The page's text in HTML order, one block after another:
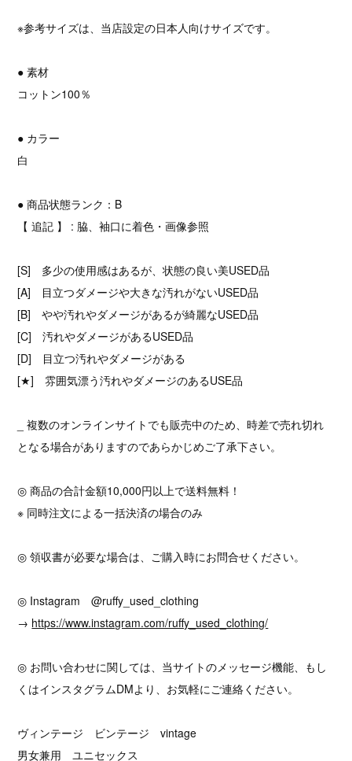
※参考サイズは、当店設定の日本人向けサイズです。
● 素材
コットン100％
● カラー
白
● 商品状態ランク：B
【 追記 】 : 脇、袖口に着色・画像参照
[S] 多少の使用感はあるが、状態の良い美USED品
[A] 目立つダメージや大きな汚れがないUSED品
[B] やや汚れやダメージがあるが綺麗なUSED品
[C] 汚れやダメージがあるUSED品
[D] 目立つ汚れやダメージがある
[★] 雰囲気漂う汚れやダメージのあるUSE品
_ 複数のオンラインサイトでも販売中のため、時差で売れ切れ
となる場合がありますのであらかじめご了承下さい。
◎ 商品の合計金額10,000円以上で送料無料！
※ 同時注文による一括決済の場合のみ
◎ 領収書が必要な場合は、ご購入時にお問合せください。
◎ Instagram @ruffy_used_clothing
→ https://www.instagram.com/ruffy_used_clothing/
◎ お問い合わせに関しては、当サイトのメッセージ機能、もし
くはインスタグラムDMより、お気軽にご連絡ください。
ヴィンテージ ビンテージ vintage
男女兼用 ユニセックス